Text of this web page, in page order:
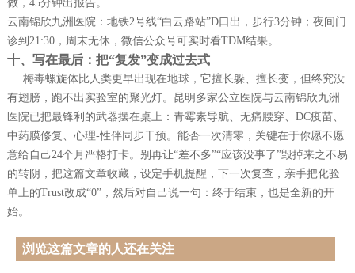
做，45分钟出报告。
云南锦欣九洲医院：地铁2号线“白云路站”D口出，步行3分钟；夜间门
诊到21:30，周末无休，微信公众号可实时看TDM结果。
十、写在最后：把“复发”变成过去式
梅毒螺旋体比人类更早出现在地球，它擅长躲、擅长变，但终究没
有翅膀，跑不出实验室的聚光灯。昆明多家公立医院与云南锦欣九洲
医院已把最锋利的武器摆在桌上：青霉素导航、无痛腰穿、DC疫苗、
中药膜修复、心理-性伴同步干预。能否一次清零，关键在于你愿不愿
意给自己24个月严格打卡。别再让“差不多”“应该没事了”毁掉来之不易
的转阴，把这篇文章收藏，设定手机提醒，下一次复查，亲手把化验
单上的Trust改成“0”，然后对自己说一句：终于结束，也是全新的开
始。
浏览这篇文章的人还在关注